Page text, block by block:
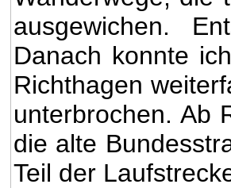
ausgewichen.
Danach konnte
Richthagen
unterbrochen. Ab
die alte
Teil der